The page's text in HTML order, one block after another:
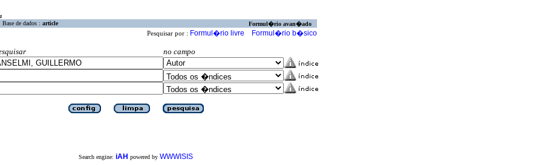
Base de dados : article Formul�rio avan�ado
Pesquisar por : Formul�rio livre Formul�rio b�sico
no campo
Search engine: iAH powered by WWWISIS